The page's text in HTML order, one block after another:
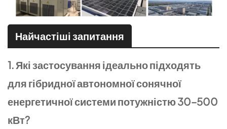
Найчастіші запитання
1. Які застосування ідеально підходять
для гібридної автономної сонячної
енергетичної системи потужністю 30–500
кВт?